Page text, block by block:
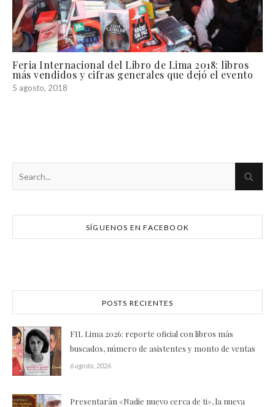
Feria Internacional del Libro de Lima 2018: libros
más vendidos y cifras generales que dejó el evento
5 agosto, 2018
SÍGUENOS EN FACEBOOK
POSTS RECIENTES
FIL Lima 2026: reporte oficial con libros más
buscados, número de asistentes y monto de ventas
6 agosto, 2026
Presentarán «Nadie nuevo cerca de ti», la nueva